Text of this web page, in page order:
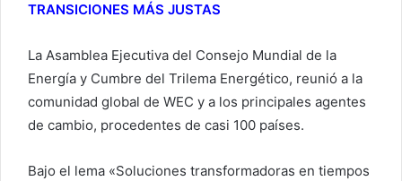
TRANSICIONES MÁS JUSTAS
La Asamblea Ejecutiva del Consejo Mundial de la
Energía y Cumbre del Trilema Energético, reunió a la
comunidad global de WEC y a los principales agentes
de cambio, procedentes de casi 100 países.
Bajo el lema «Soluciones transformadoras en tiempos